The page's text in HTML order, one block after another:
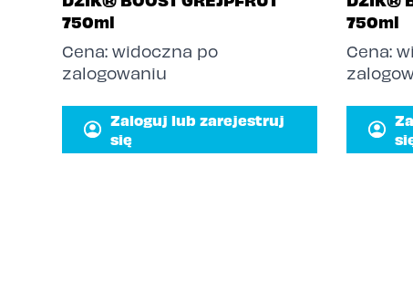
750ml
Cena: widoczna po
zalogowaniu
Zaloguj lub zarejestruj
się
750ml
Cena: